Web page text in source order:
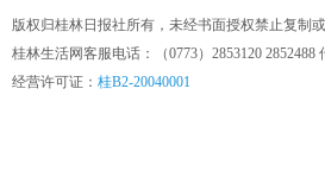
版权归桂林日报社所有，未经书面授权禁止复制或
桂林生活网客服电话：（0773）2853120
经营许可证： 桂B2-20040001